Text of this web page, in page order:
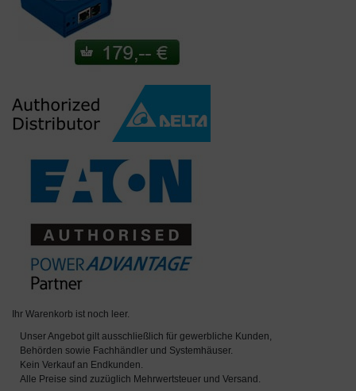
Ihr Warenkorb ist noch leer.
Unser Angebot gilt ausschließlich für gewerbliche Kunden,
Behörden sowie Fachhändler und Systemhäuser.
Kein Verkauf an Endkunden.
Alle Preise sind zuzüglich Mehrwertsteuer und Versand.